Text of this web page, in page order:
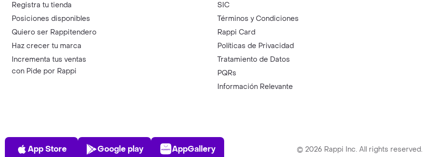
Registra tu tienda
Posiciones disponibles
Quiero ser Rappitendero
Haz crecer tu marca
Incrementa tus ventas
con Pide por Rappi
SIC
Términos y Condiciones
Rappi Card
Políticas de Privacidad
Tratamiento de Datos
PQRs
Información Relevante
App Store
App Store
Play Store
Google play
AppGallery
AppGallery © 2026 Rappi Inc. All rights reserved.